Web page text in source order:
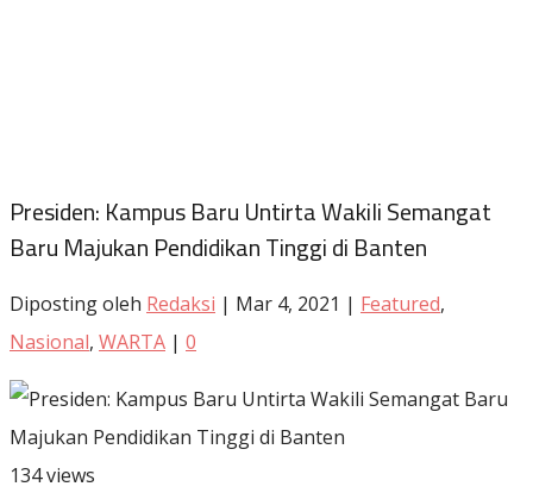
Presiden: Kampus Baru Untirta Wakili Semangat
Baru Majukan Pendidikan Tinggi di Banten
Diposting oleh Redaksi | Mar 4, 2021 | Featured,
Nasional, WARTA | 0
134 views